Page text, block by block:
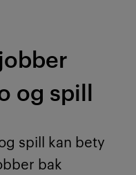
og spill
spill kan bety
bak